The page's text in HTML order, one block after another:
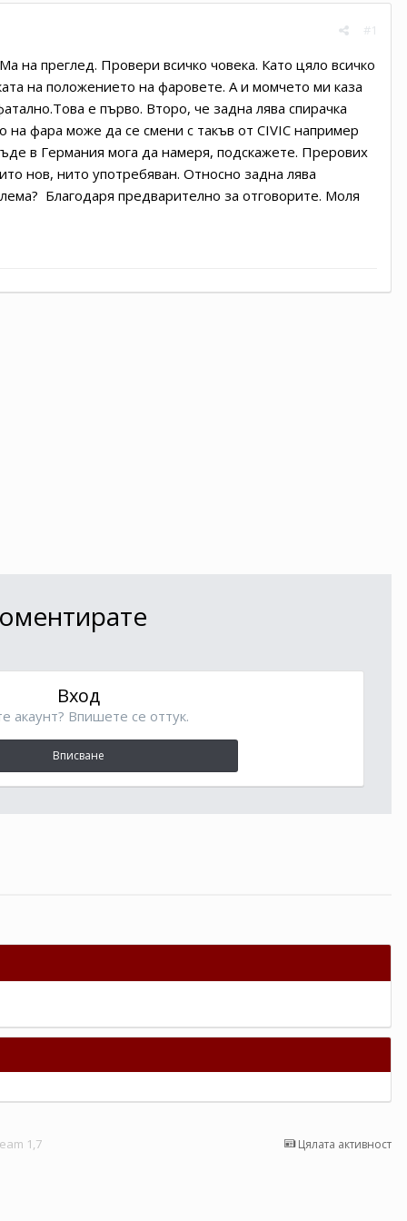
#1
на преглед. Провери всичко човека. Като цяло всичко
на положението на фаровете. А и момчето ми каза
е първо. Второ, че задна лява спирачка
на фара може да се смени с такъв от CIVIC например
в Германия мога да намеря, подскажете. Прерових
нов, нито употребяван. Относно задна лява
Благодаря предварително за отговорите. Моля
Вход
акаунт? Впишете се оттук.
Вписване
Цялата активност
1,7